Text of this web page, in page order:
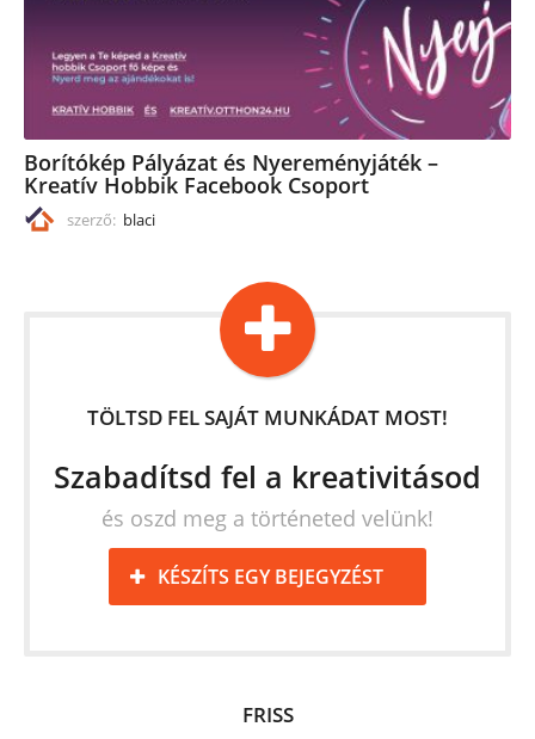
Borítókép Pályázat és Nyereményjáték –
Kreatív Hobbik Facebook Csoport
szerző: blaci
TÖLTSD FEL SAJÁT MUNKÁDAT MOST!
Szabadítsd fel a kreativitásod
és oszd meg a történeted velünk!
KÉSZÍTS EGY BEJEGYZÉST
FRISS